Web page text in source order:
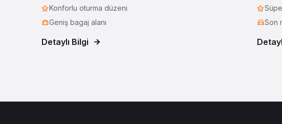
Konforlu oturma düzeni
Geniş bagaj alanı
Detaylı Bilgi
Son